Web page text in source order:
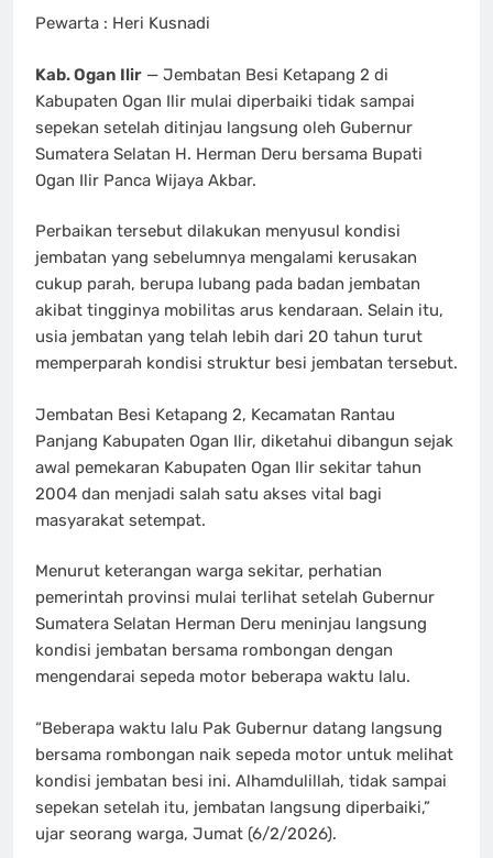
Pewarta : Heri Kusnadi
Kab. Ogan Ilir — Jembatan Besi Ketapang 2 di
Kabupaten Ogan Ilir mulai diperbaiki tidak sampai
sepekan setelah ditinjau langsung oleh Gubernur
Sumatera Selatan H. Herman Deru bersama Bupati
Ogan Ilir Panca Wijaya Akbar.
Perbaikan tersebut dilakukan menyusul kondisi
jembatan yang sebelumnya mengalami kerusakan
cukup parah, berupa lubang pada badan jembatan
akibat tingginya mobilitas arus kendaraan. Selain itu,
usia jembatan yang telah lebih dari 20 tahun turut
memperparah kondisi struktur besi jembatan tersebut.
Jembatan Besi Ketapang 2, Kecamatan Rantau
Panjang Kabupaten Ogan Ilir, diketahui dibangun sejak
awal pemekaran Kabupaten Ogan Ilir sekitar tahun
2004 dan menjadi salah satu akses vital bagi
masyarakat setempat.
Menurut keterangan warga sekitar, perhatian
pemerintah provinsi mulai terlihat setelah Gubernur
Sumatera Selatan Herman Deru meninjau langsung
kondisi jembatan bersama rombongan dengan
mengendarai sepeda motor beberapa waktu lalu.
“Beberapa waktu lalu Pak Gubernur datang langsung
bersama rombongan naik sepeda motor untuk melihat
kondisi jembatan besi ini. Alhamdulillah, tidak sampai
sepekan setelah itu, jembatan langsung diperbaiki,”
ujar seorang warga, Jumat (6/2/2026).